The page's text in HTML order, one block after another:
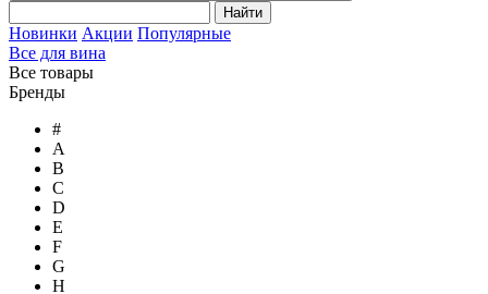
Найти
Новинки Акции Популярные
Все для вина
Все товары
Бренды
#
A
B
C
D
E
F
G
H